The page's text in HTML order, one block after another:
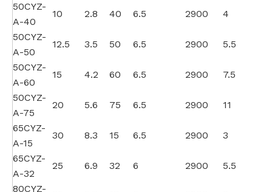
50CYZ-
A-40
10 2.8 40 6.5 2900
4
50CYZ-
A-50
12.5 3.5 50 6.5 2900
5.5
50CYZ-
A-60
15 4.2 60 6.5 2900
7.5
50CYZ-
A-75
20 5.6 75 6.5 2900
11
65CYZ-
A-15
30 8.3 15 6.5 2900
3
65CYZ-
A-32
25 6.9 32 6 2900
5.5
80CYZ-